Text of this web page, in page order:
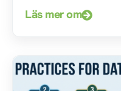
Läs mer om